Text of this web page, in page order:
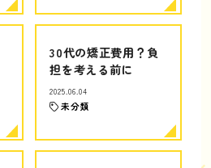
30代の矯正費用？負
担を考える前に
2025.06.04
未分類